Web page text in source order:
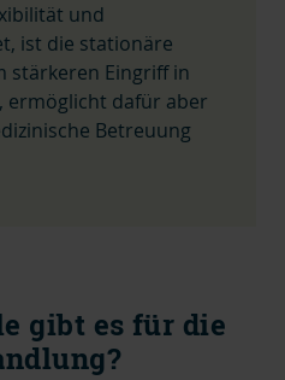
und
ist die stationäre
stärkeren Eingriff in
ermöglicht dafür aber
Betreuung
gibt es für die